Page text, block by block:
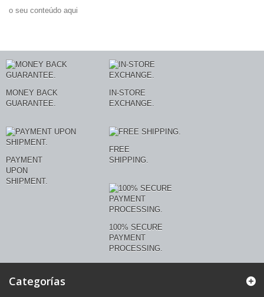
o seu conteúdo aqui
MONEY BACK
GUARANTEE.
IN-STORE
EXCHANGE.
PAYMENT
UPON
SHIPMENT.
FREE
SHIPPING.
100% SECURE
PAYMENT
PROCESSING.
Categorías